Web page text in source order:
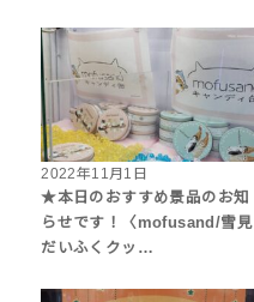
2022年11月1日
★本日のおすすめ景品のお知
らせです！〈mofusand/雪見
だいふくクッ…